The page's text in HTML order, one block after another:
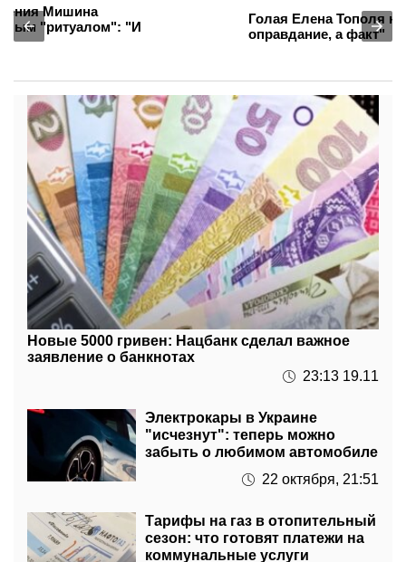
Новые 5000 гривен: Нацбанк сделал важное
заявление о банкнотах
23:13 19.11
Электрокары в Украине
забыть о любимом автомобиле
22 октября, 21:51
Тарифы на газ в отопительный
коммунальные услуги
22 октября, 11:01